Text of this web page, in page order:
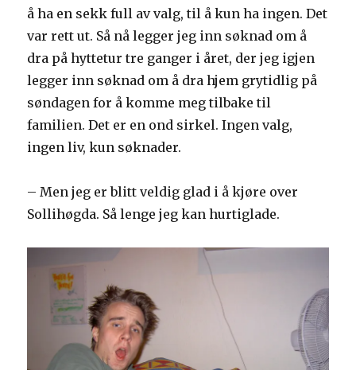
å ha en sekk full av valg, til å kun ha ingen. Det
var rett ut. Så nå legger jeg inn søknad om å
dra på hyttetur tre ganger i året, der jeg igjen
legger inn søknad om å dra hjem grytidlig på
søndagen for å komme meg tilbake til
familien. Det er en ond sirkel. Ingen valg,
ingen liv, kun søknader.
– Men jeg er blitt veldig glad i å kjøre over
Sollihøgda. Så lenge jeg kan hurtiglade.